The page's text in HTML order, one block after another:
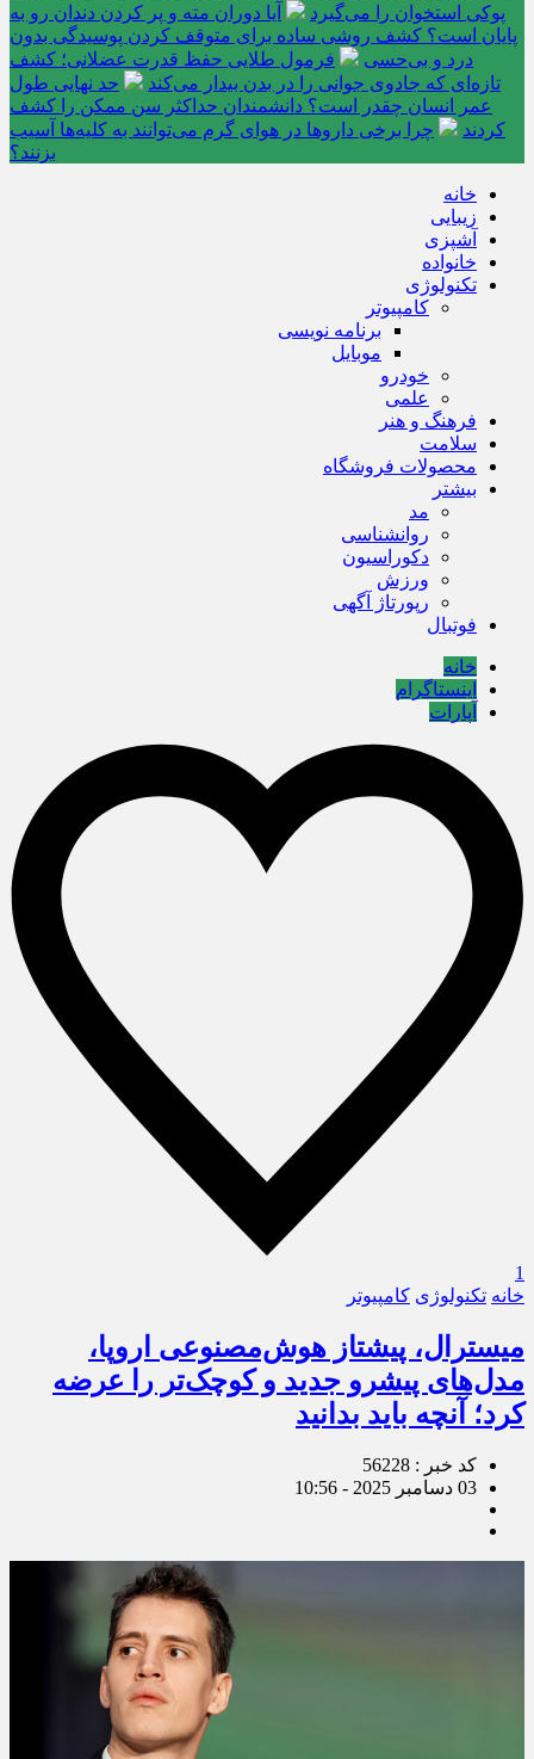
پوکی استخوان را می‌گیرد
آیا دوران مته و پر کردن دندان رو به
پایان است؟ کشف روشی ساده برای متوقف کردن پوسیدگی بدون
درد و بی‌حسی
فرمول طلایی حفظ قدرت عضلانی؛ کشف
تازه‌ای که جادوی جوانی را در بدن بیدار می‌کند
حد نهایی طول
عمر انسان چقدر است؟ دانشمندان حداکثر سن ممکن را کشف
کردند
چرا برخی داروها در هوای گرم می‌توانند به کلیه‌ها آسیب
بزنند؟
خانه
زیبایی
آشپزی
خانواده
تکنولوژی
کامپیوتر
برنامه نویسی
موبایل
خودرو
علمی
فرهنگ و هنر
سلامت
محصولات فروشگاه
بیشتر
مد
روانشناسی
دکوراسیون
ورزش
رپورتاژ آگهی
فوتبال
خانه
اینستاگرام
آپارات
1
خانه تکنولوژی کامپیوتر
میسترال، پیشتاز هوش‌مصنوعی اروپا،
مدل‌های پیشرو جدید و کوچک‌تر را عرضه
کرد؛ آنچه باید بدانید
کد خبر : 56228
03 دسامبر 2025 - 10:56